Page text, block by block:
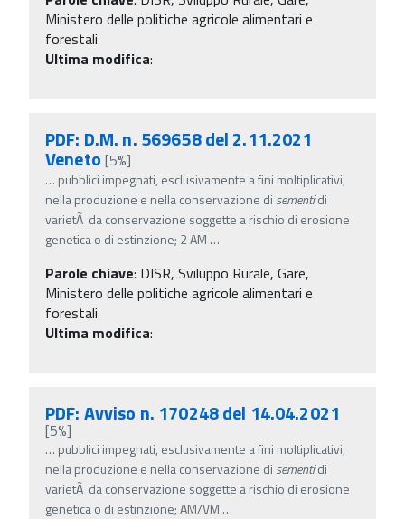
Ministero delle politiche agricole alimentari e
forestali
Ultima modifica:
PDF: D.M. n. 569658 del 2.11.2021
Veneto [5%]
… pubblici impegnati, esclusivamente a fini moltiplicativi,
nella produzione e nella conservazione di sementidi
varietÃ da conservazione soggette a rischio di erosione
genetica o di estinzione; 2 AM …
Parole chiave: DISR, Sviluppo Rurale, Gare,
Ministero delle politiche agricole alimentari e
forestali
Ultima modifica:
PDF: Avviso n. 170248 del 14.04.2021
[5%]
… pubblici impegnati, esclusivamente a fini moltiplicativi,
nella produzione e nella conservazione di sementidi
varietÃ da conservazione soggette a rischio di erosione
genetica o di estinzione; AM/VM …